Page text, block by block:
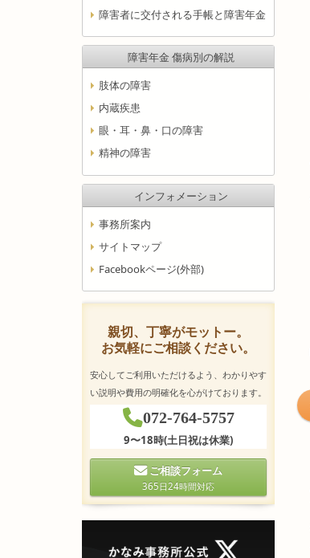
障害者に交付される手帳と障害年金
障害年金 傷病別の解説
肢体の障害
内蔵疾患
眼・耳・鼻・口の障害
精神の障害
インフォメーション
事務所案内
サイトマップ
Facebookページ(外部)
親切、丁寧がモットー。
お気軽にご相談ください。
安心してご利用いただけるよう、わかりやす
い説明や費用の明確化を心がけております。
072-764-5757
9〜18時(土日祝は休業)
ご相談フォーム
365日24時間対応